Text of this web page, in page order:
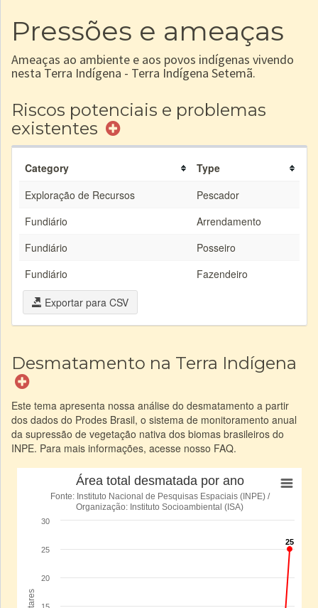
Pressões e ameaças
Ameaças ao ambiente e aos povos indígenas vivendo
nesta Terra Indígena - Terra Indígena Setemã.
Riscos potenciais e problemas
existentes
Category
Type
Exploração de Recursos
Pescador
Fundiário
Arrendamento
Fundiário
Posseiro
Fundiário
Fazendeiro
Exportar para CSV
Desmatamento na Terra Indígena
Este tema apresenta nossa análise do desmatamento a partir
dos dados do Prodes Brasil, o sistema de monitoramento anual
da supressão de vegetação nativa dos biomas brasileiros do
INPE. Para mais informações, acesse nosso FAQ.